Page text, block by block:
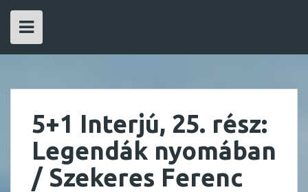
content
5+1 Interjú, 25. rész:
Legendák nyomában
/ Szekeres Ferenc